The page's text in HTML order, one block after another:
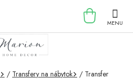
KOŠÍK
/ Transfery na nábytok / Transfer